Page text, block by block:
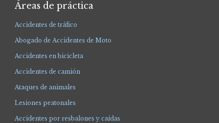
Áreas de práctica
Accidentes de tráfico
Abogado de Accidentes de Moto
Accidentes en bicicleta
Accidentes de camión
Ataques de animales
Lesiones peatonales
Accidentes por resbalones y caídas